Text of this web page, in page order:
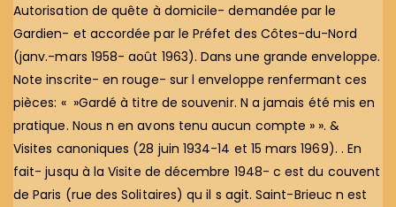
Autorisation de quête à domicile- demandée par le
Gardien- et accordée par le Préfet des Côtes-du-Nord
(janv.-mars 1958- août 1963). Dans une grande enveloppe.
Note inscrite- en rouge- sur l enveloppe renfermant ces
pièces: « »Gardé à titre de souvenir. N a jamais été mis en
pratique. Nous n en avons tenu aucun compte » ». &
Visites canoniques (28 juin 1934-14 et 15 mars 1969). . En
fait- jusqu à la Visite de décembre 1948- c est du couvent
de Paris (rue des Solitaires) qu il s agit. Saint-Brieuc n est